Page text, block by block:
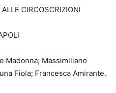
CIRCOSCRIZIONI
Madonna; Massimiliano
Fiola; Francesca Amirante.